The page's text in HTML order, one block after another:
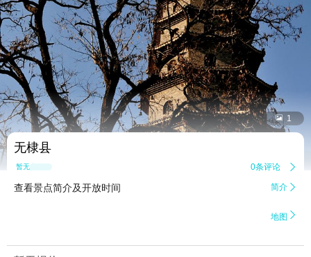
 1
无棣县
暂无点评 0条评论 
查看景点简介及开放时间 简介 
地图 
